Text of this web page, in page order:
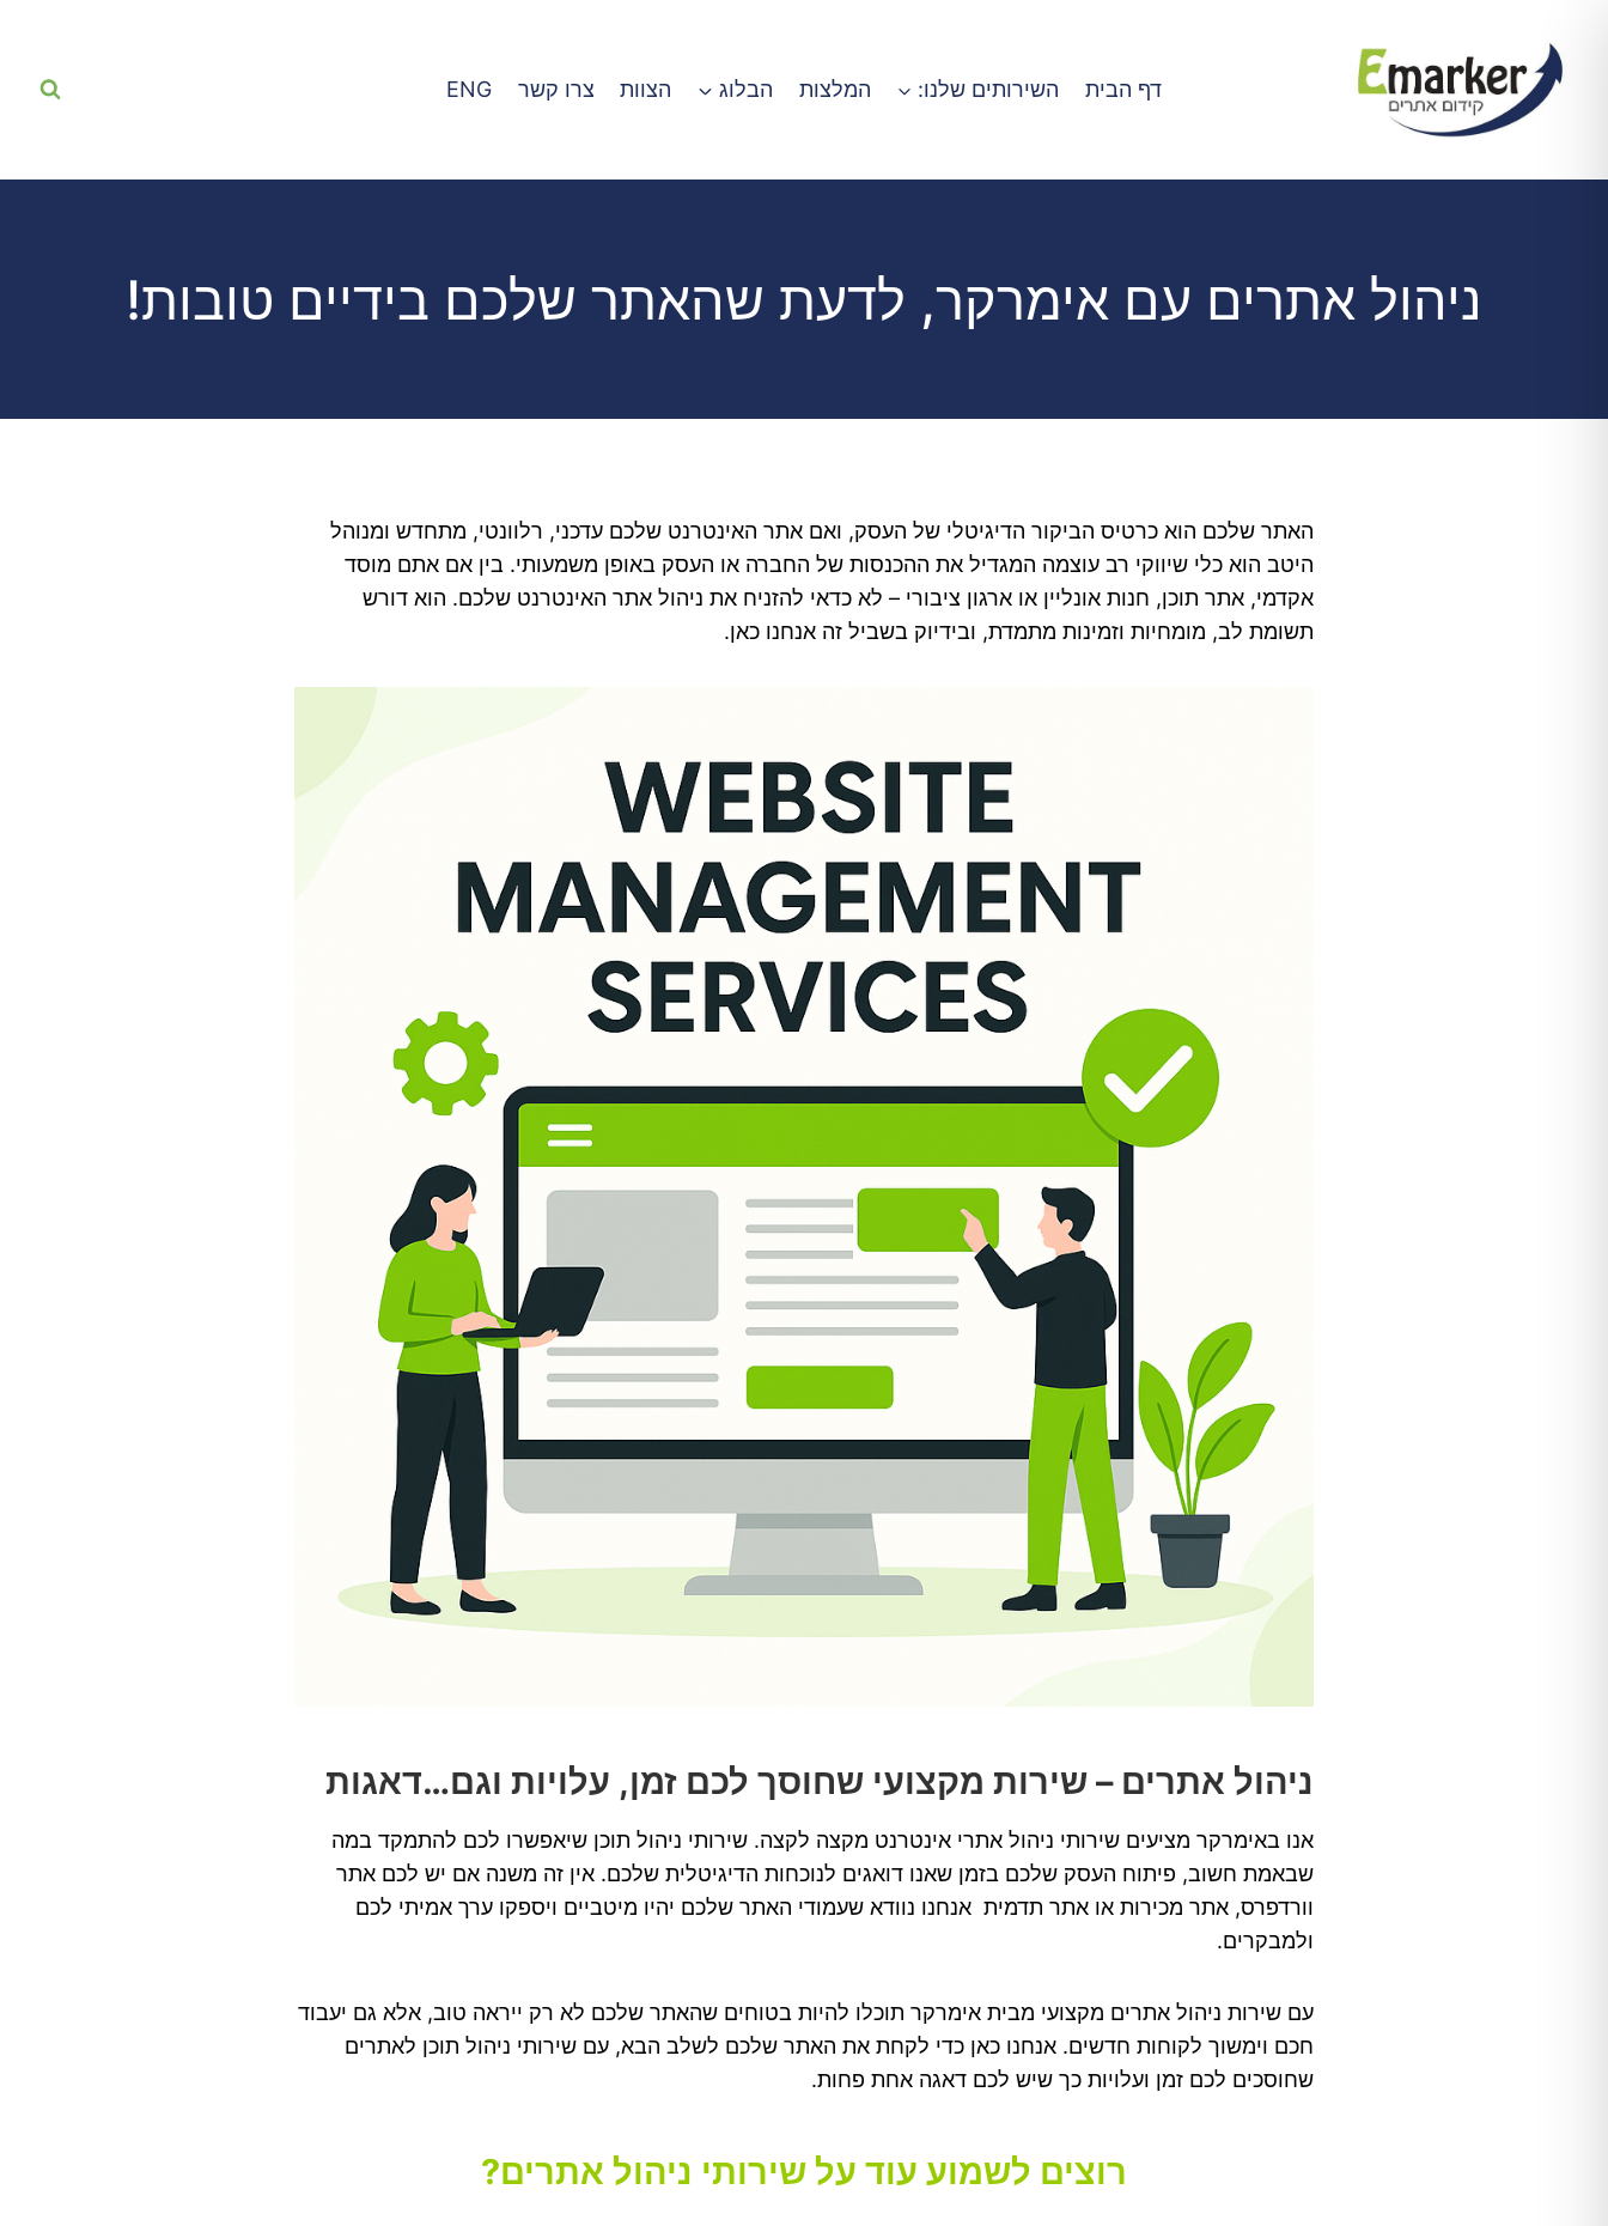
content
דף הבית השירותים שלנו: המלצות הבלוג הצוות צרו קשר ENG
ניהול אתרים עם אימרקר, לדעת שהאתר שלכם בידיים טובות!
האתר שלכם הוא כרטיס הביקור הדיגיטלי של העסק, ואם אתר האינטרנט שלכם עדכני, רלוונטי, מתחדש ומנוהל
היטב הוא כלי שיווקי רב עוצמה המגדיל את ההכנסות של החברה או העסק באופן משמעותי. בין אם אתם מוסד
אקדמי, אתר תוכן, חנות אונליין או ארגון ציבורי – לא כדאי להזניח את ניהול אתר האינטרנט שלכם. הוא דורש
תשומת לב, מומחיות וזמינות מתמדת, ובידיוק בשביל זה אנחנו כאן.
ניהול אתרים – שירות מקצועי שחוסך לכם זמן, עלויות וגם…דאגות
אנו באימרקר מציעים שירותי ניהול אתרי אינטרנט מקצה לקצה. שירותי ניהול תוכן שיאפשרו לכם להתמקד במה
שבאמת חשוב, פיתוח העסק שלכם בזמן שאנו דואגים לנוכחות הדיגיטלית שלכם. אין זה משנה אם יש לכם אתר
וורדפרס, אתר מכירות או אתר תדמית אנחנו נוודא שעמודי האתר שלכם יהיו מיטביים ויספקו ערך אמיתי לכם
ולמבקרים.
עם שירות ניהול אתרים מקצועי מבית אימרקר תוכלו להיות בטוחים שהאתר שלכם לא רק ייראה טוב, אלא גם יעבוד
חכם וימשוך לקוחות חדשים. אנחנו כאן כדי לקחת את האתר שלכם לשלב הבא, עם שירותי ניהול תוכן לאתרים
שחוסכים לכם זמן ועלויות כך שיש לכם דאגה אחת פחות.
רוצים לשמוע עוד על שירותי ניהול אתרים?